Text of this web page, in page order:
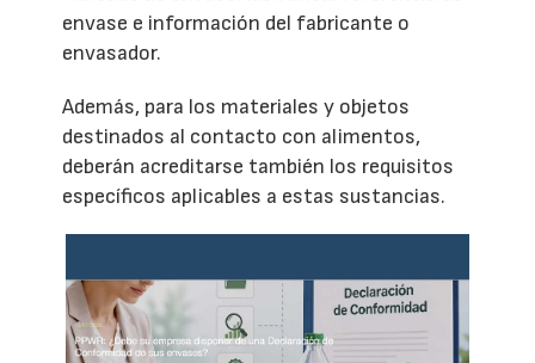
envase e información del fabricante o
envasador.
Además, para los materiales y objetos
destinados al contacto con alimentos,
deberán acreditarse también los requisitos
específicos aplicables a estas sustancias.